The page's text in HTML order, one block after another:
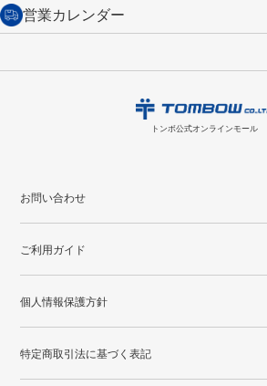
商品到着後7日以内に限り交換を承ります。
・次回のお買い物に使えるポイントがお買い上げごとに
ント 付与されます。
会員登録はこちら
トンボ製品・サービスに関する
お問い合わせ
購入・返品に関するお問い合わせ
営業カレンダー
16
17 18 19 20 21
23
24
●配送休日
トンボ公式オンラインモール
お問い合わせ
ご利用ガイド
個人情報保護方針
特定商取引法に基づく表記